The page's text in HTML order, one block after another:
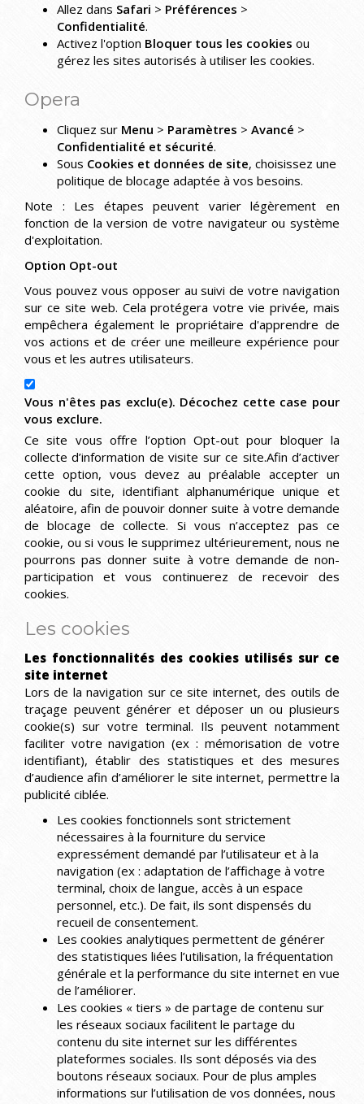
Allez dans Safari > Préférences >
Confidentialité.
Activez l'option Bloquer tous les cookies ou
gérez les sites autorisés à utiliser les cookies.
Opera
Cliquez sur Menu > Paramètres > Avancé >
Confidentialité et sécurité.
Sous Cookies et données de site, choisissez une
politique de blocage adaptée à vos besoins.
Note : Les étapes peuvent varier légèrement en
fonction de la version de votre navigateur ou système
d'exploitation.
Option Opt-out
Vous pouvez vous opposer au suivi de votre navigation
sur ce site web. Cela protégera votre vie privée, mais
empêchera également le propriétaire d'apprendre de
vos actions et de créer une meilleure expérience pour
vous et les autres utilisateurs.
Vous n'êtes pas exclu(e). Décochez cette case pour
vous exclure.
Ce site vous offre l’option Opt-out pour bloquer la
collecte d’information de visite sur ce site.Afin d’activer
cette option, vous devez au préalable accepter un
cookie du site, identifiant alphanumérique unique et
aléatoire, afin de pouvoir donner suite à votre demande
de blocage de collecte. Si vous n’acceptez pas ce
cookie, ou si vous le supprimez ultérieurement, nous ne
pourrons pas donner suite à votre demande de non-
participation et vous continuerez de recevoir des
cookies.
Les cookies
Les fonctionnalités des cookies utilisés sur ce
site internet
Lors de la navigation sur ce site internet, des outils de
traçage peuvent générer et déposer un ou plusieurs
cookie(s) sur votre terminal. Ils peuvent notamment
faciliter votre navigation (ex : mémorisation de votre
identifiant), établir des statistiques et des mesures
d’audience afin d’améliorer le site internet, permettre la
publicité ciblée.
Les cookies fonctionnels sont strictement
nécessaires à la fourniture du service
expressément demandé par l’utilisateur et à la
navigation (ex : adaptation de l’affichage à votre
terminal, choix de langue, accès à un espace
personnel, etc.). De fait, ils sont dispensés du
recueil de consentement.
Les cookies analytiques permettent de générer
des statistiques liées l’utilisation, la fréquentation
générale et la performance du site internet en vue
de l’améliorer.
Les cookies « tiers » de partage de contenu sur
les réseaux sociaux facilitent le partage du
contenu du site internet sur les différentes
plateformes sociales. Ils sont déposés via des
boutons réseaux sociaux. Pour de plus amples
informations sur l’utilisation de vos données, nous